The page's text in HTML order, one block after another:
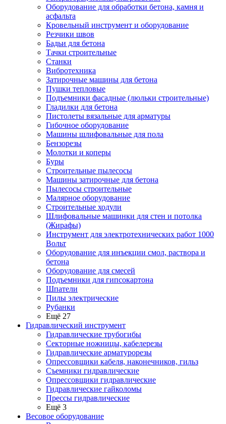
Оборудование для обработки бетона, камня и
асфальта
Кровельный инструмент и оборудование
Резчики швов
Бадьи для бетона
Тачки строительные
Станки
Вибротехника
Затирочные машины для бетона
Пушки тепловые
Подъемники фасадные (люльки строительные)
Гладилки для бетона
Пистолеты вязальные для арматуры
Гибочное оборудование
Машины шлифовальные для пола
Бензорезы
Молотки и коперы
Буры
Строительные пылесосы
Машины затирочные для бетона
Пылесосы строительные
Малярное оборудование
Строительные ходули
Шлифовальные машинки для стен и потолка
(Жирафы)
Инструмент для электротехнических работ 1000
Вольт
Оборудование для инъекции смол, раствора и
бетона
Оборудование для смесей
Подъемники для гипсокартона
Шпатели
Пилы электрические
Рубанки
Ещё 27
Гидравлический инструмент
Гидравлические трубогибы
Секторные ножницы, кабелерезы
Гидравлические арматурорезы
Опрессовщики кабеля, наконечников, гильз
Съемники гидравлические
Опрессовщики гидравлические
Гидравлические гайколомы
Прессы гидравлические
Ещё 3
Весовое оборудование